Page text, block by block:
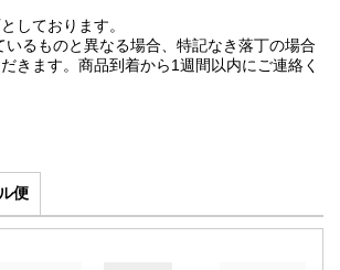
しております。
るものと異なる場合、特記なき落丁の場合
きます。商品到着から1週間以内にご連絡く
便